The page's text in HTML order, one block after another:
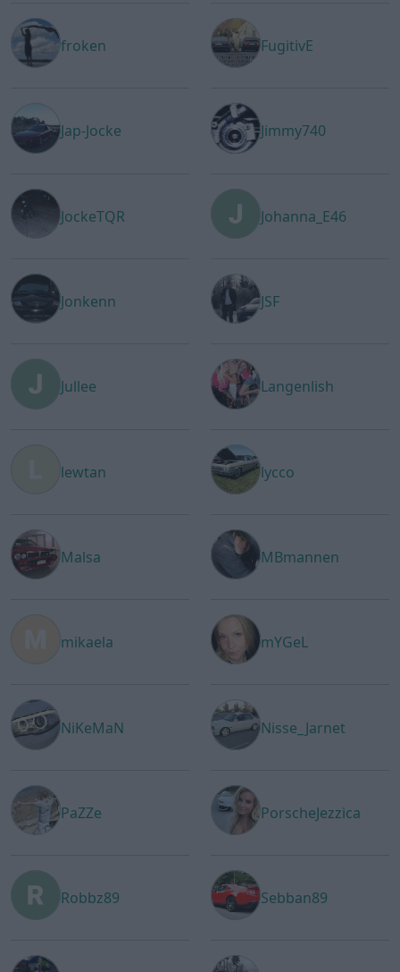
froken FugitivE
Jap-Jocke Jimmy740
JockeTQR Johanna_E46
Jonkenn JSF
Jullee Langenlish
lewtan lycco
Malsa MBmannen
mikaela mYGeL
NiKeMaN Nisse_Jarnet
PaZZe PorscheJezzica
Robbz89 Sebban89